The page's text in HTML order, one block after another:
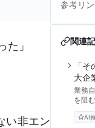
」
い非エン
参考リ
関連
「
大企
n8n
ガイ
業務
を阻
消。
ータ
AI